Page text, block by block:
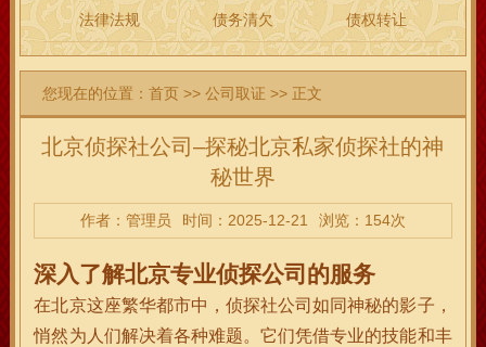
法律法规 债务清欠 债权转让
您现在的位置：首页 >>公司取证 >> 正文
北京侦探社公司–探秘北京私家侦探社的神
秘世界
作者：管理员 时间：2025-12-21 浏览：154次
深入了解北京专业侦探公司的服务
在北京这座繁华都市中，侦探社公司如同神秘的影子，
悄然为人们解决着各种难题。它们凭借专业的技能和丰